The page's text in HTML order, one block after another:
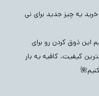
یه چیز جدید برای نی
این ذوق کردن رو برای
کیفیت. کافیه یه بار